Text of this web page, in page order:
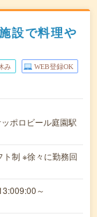
設で料理や
み WEB登録OK
ポロビール庭園駅
制 ※徐々に勤務回
～